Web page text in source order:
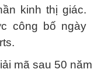
kinh thị giác.
công bố ngày